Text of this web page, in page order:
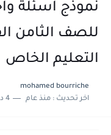
نموذج اسئلة
التعليم الخاص
mohamed bourriche
اخر تحديث :منذ عام 4 دقائق للقراءة